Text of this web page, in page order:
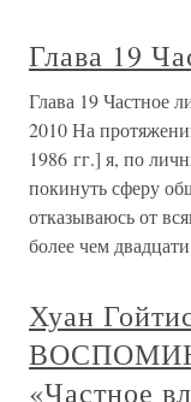
Глава 19
Глава 19 Частное
2010 На
1986 гг.] я, по
покинуть сферу
отказываюсь от
более чем
Хуан
«Частное